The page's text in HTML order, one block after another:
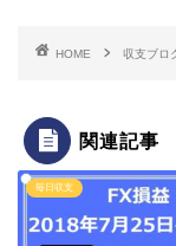
HOME 収支ブロ
関連記事
毎日収支